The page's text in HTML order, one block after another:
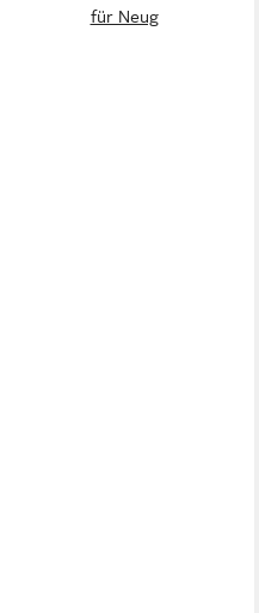
für Neug